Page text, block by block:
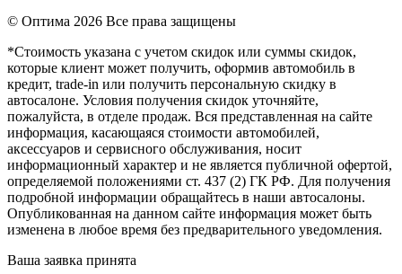
© Оптима 2026 Все права защищены
*Стоимость указана с учетом скидок или суммы скидок,
которые клиент может получить, оформив автомобиль в
кредит, trade-in или получить персональную скидку в
автосалоне. Условия получения скидок уточняйте,
пожалуйста, в отделе продаж. Вся представленная на сайте
информация, касающаяся стоимости автомобилей,
аксессуаров и сервисного обслуживания, носит
информационный характер и не является публичной офертой,
определяемой положениями ст. 437 (2) ГК РФ. Для получения
подробной информации обращайтесь в наши автосалоны.
Опубликованная на данном сайте информация может быть
изменена в любое время без предварительного уведомления.
Ваша заявка принята